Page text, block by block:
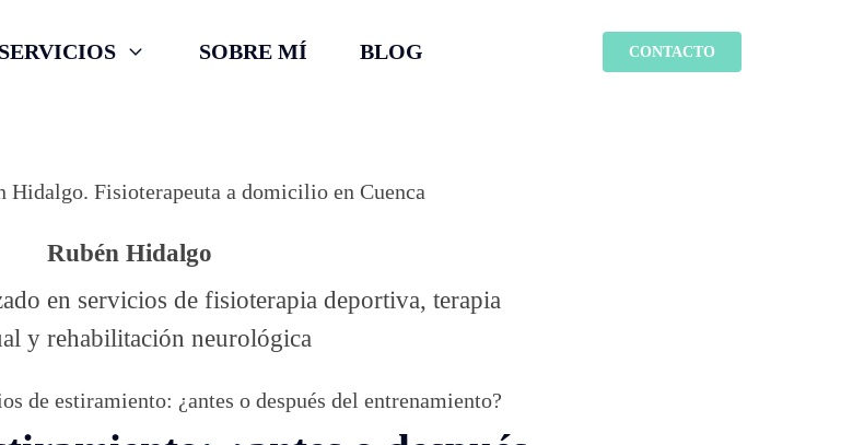
SERVICIOS SOBRE MÍ BLOG CONTACTO
Rubén Hidalgo
en servicios de fisioterapia deportiva, terapia
y rehabilitación neurológica
de estiramiento: ¿antes o después del entrenamiento?